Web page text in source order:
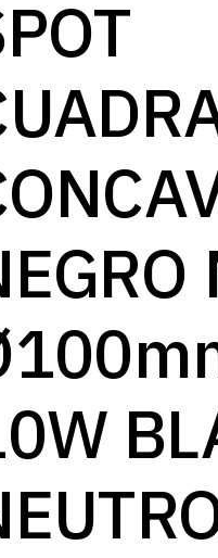
FAQs
Proyectos
Zona de
Blog